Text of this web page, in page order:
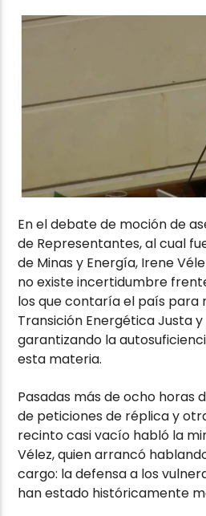
En el debate de moción de
de Representantes, al cual
de Minas y Energía, Irene
no existe incertidumbre
los que contaría el país para
Transición Energética Justa
garantizando la
esta materia.
Pasadas más de ocho horas
de peticiones de réplica y
recinto casi vacío habló la
Vélez, quien arrancó
cargo: la defensa a los
han estado históricamente